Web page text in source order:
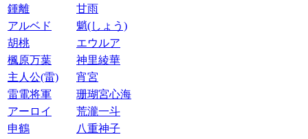
鍾離
甘雨
アルベド
魈(しょう)
胡桃
エウルア
楓原万葉
神里綾華
主人公(雷)
宵宮
雷電将軍
珊瑚宮心海
アーロイ
荒瀧一斗
申鶴
八重神子